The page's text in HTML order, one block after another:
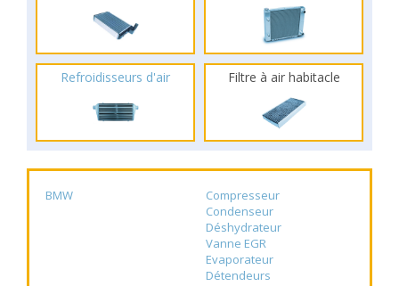
Refroidisseurs d'air Filtre à air habitacle
BMW
Compresseur
Condenseur
Déshydrateur
Vanne EGR
Evaporateur
Détendeurs